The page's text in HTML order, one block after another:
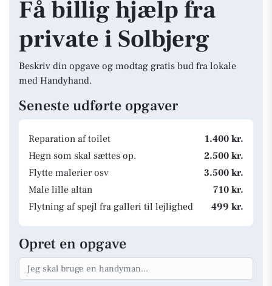
Få billig hjælp fra
private i Solbjerg
Beskriv din opgave og modtag gratis bud fra lokale
med Handyhand.
Seneste udførte opgaver
Reparation af toilet
1.400 kr.
Hegn som skal sættes op.
2.500 kr.
Flytte malerier osv
3.500 kr.
Male lille altan
710 kr.
Flytning af spejl fra galleri til lejlighed
499 kr.
Opret en opgave